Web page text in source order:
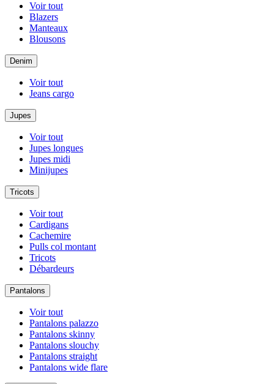
Voir tout
Blazers
Manteaux
Blousons
Denim
Voir tout
Jeans cargo
Jupes
Voir tout
Jupes longues
Jupes midi
Minijupes
Tricots
Voir tout
Cardigans
Cachemire
Pulls col montant
Tricots
Débardeurs
Pantalons
Voir tout
Pantalons palazzo
Pantalons skinny
Pantalons slouchy
Pantalons straight
Pantalons wide flare